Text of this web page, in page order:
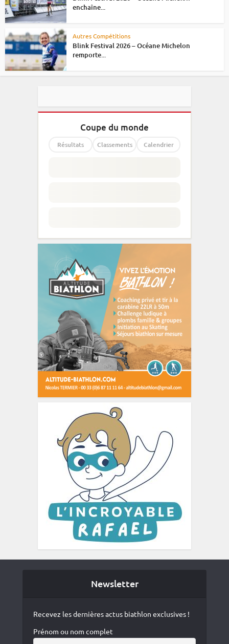
enchaîne...
Autres Compétitions
Blink Festival 2026 – Océane Michelon
remporte...
Coupe du monde
Résultats Classements Calendrier
Newsletter
Recevez les dernières actus biathlon exclusives !
Prénom ou nom complet